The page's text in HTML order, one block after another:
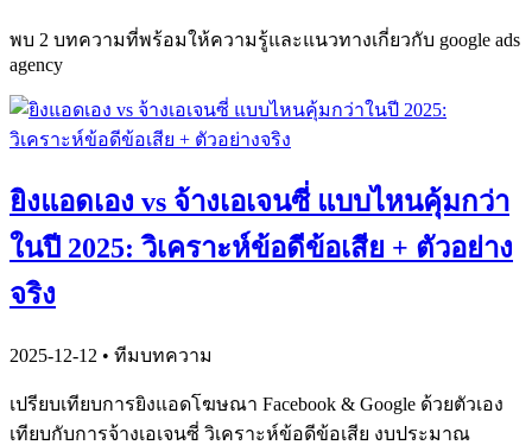
พบ 2 บทความที่พร้อมให้ความรู้และแนวทางเกี่ยวกับ google ads
agency
ยิงแอดเอง vs จ้างเอเจนซี่ แบบไหนคุ้มกว่า
ในปี 2025: วิเคราะห์ข้อดีข้อเสีย + ตัวอย่าง
จริง
2025-12-12 • ทีมบทความ
เปรียบเทียบการยิงแอดโฆษณา Facebook & Google ด้วยตัวเอง
เทียบกับการจ้างเอเจนซี่ วิเคราะห์ข้อดีข้อเสีย งบประมาณ